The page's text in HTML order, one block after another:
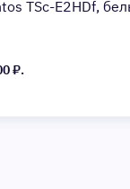
TSc-E2HDf,
₽.